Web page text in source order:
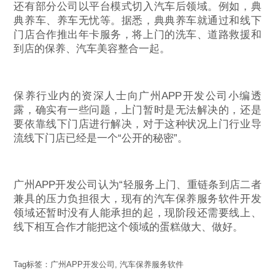
还有部分公司以平台模式切入汽车后领域。例如，典
典养车、养车无忧等。据悉，典典养车就通过和线下
门店合作推出年卡服务，将上门的洗车、道路救援和
到店的保养、汽车美容整合一起。
保养行业内的资深人士向广州APP开发公司小编透
露，确实有一些问题，上门暂时是无法解决的，还是
要依靠线下门店进行解决，对于这种状况上门行业导
流线下门店已经是一个“公开的秘密”。
广州APP开发公司认为“轻服务上门、重链条到店二者
兼具的压力负担很大，现有的汽车保养服务软件开发
领域还暂时没有人能承担的起，现阶段还需要线上、
线下相互合作才能把这个领域的蛋糕做大、做好。
Tag标签： 广州APP开发公司 ,汽车保养服务软件